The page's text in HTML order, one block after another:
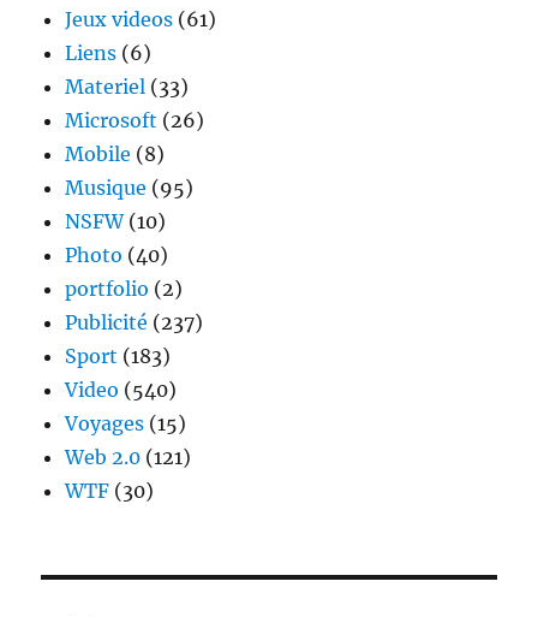
Jeux videos (61)
Liens (6)
Materiel (33)
Microsoft (26)
Mobile (8)
Musique (95)
NSFW(10)
Photo (40)
portfolio (2)
Publicité (237)
Sport (183)
Video (540)
Voyages (15)
Web 2.0 (121)
WTF (30)